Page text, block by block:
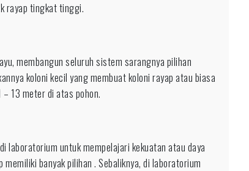
rayap tingkat tinggi.
membangun seluruh sistem sarangnya pilihan
koloni kecil yang membuat koloni rayap atau biasa
13 meter di atas pohon.
laboratorium untuk mempelajari kekuatan atau daya
banyak pilihan . Sebaliknya, di laboratorium